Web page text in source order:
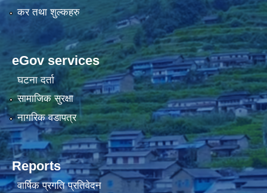
कर तथा शुल्कहरु
eGov services
घटना दर्ता
सामाजिक सुरक्षा
नागरिक वडापत्र
Reports
वार्षिक प्रगति प्रतिवेदन